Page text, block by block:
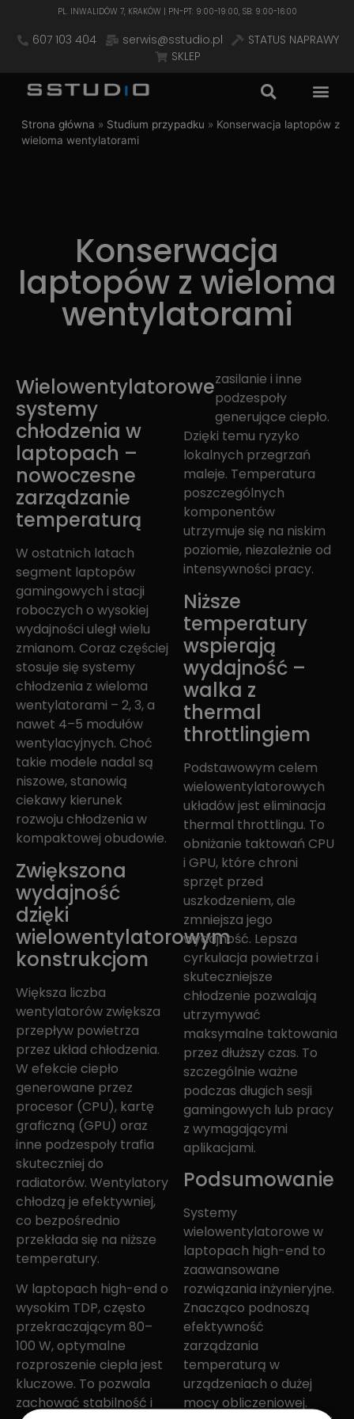
PL. INWALIDÓW 7, KRAKÓW | PN-PT: 9:00-19:00, SB: 9:00-16:00
607 103 404 serwis@sstudio.pl
STATUS NAPRAWY
SKLEP
Strona główna » Studium przypadku » Konserwacja laptopów z
wieloma wentylatorami
Konserwacja
laptopów z wieloma
wentylatorami
Wielowentylatorowe
systemy
chłodzenia w
laptopach –
nowoczesne
zarządzanie
temperaturą
W ostatnich latach
segment laptopów
gamingowych i stacji
roboczych o wysokiej
wydajności uległ wielu
zmianom. Coraz częściej
stosuje się systemy
chłodzenia z wieloma
wentylatorami – 2, 3, a
nawet 4–5 modułów
wentylacyjnych. Choć
takie modele nadal są
niszowe, stanowią
ciekawy kierunek
rozwoju chłodzenia w
kompaktowej obudowie.
Zwiększona
wydajność
dzięki
wielowentylatorowym
konstrukcjom
Większa liczba
wentylatorów zwiększa
przepływ powietrza
przez układ chłodzenia.
W efekcie ciepło
generowane przez
procesor (CPU), kartę
graficzną (GPU) oraz
inne podzespoły trafia
skuteczniej do
radiatorów. Wentylatory
chłodzą je efektywniej,
co bezpośrednio
przekłada się na niższe
temperatury.
W laptopach high-end o
wysokim TDP, często
przekraczającym 80–
100 W, optymalne
rozproszenie ciepła jest
kluczowe. To pozwala
zachować stabilność i
zasilanie i inne
podzespoły
generujące ciepło.
Dzięki temu ryzyko
lokalnych przegrzań
maleje. Temperatura
poszczególnych
komponentów
utrzymuje się na niskim
poziomie, niezależnie od
intensywności pracy.
Niższe
temperatury
wspierają
wydajność –
walka z
thermal
throttlingiem
Podstawowym celem
wielowentylatorowych
układów jest eliminacja
thermal throttlingu. To
obniżanie taktowań CPU
i GPU, które chroni
sprzęt przed
uszkodzeniem, ale
zmniejsza jego
wydajność. Lepsza
cyrkulacja powietrza i
skuteczniejsze
chłodzenie pozwalają
utrzymywać
maksymalne taktowania
przez dłuższy czas. To
szczególnie ważne
podczas długich sesji
gamingowych lub pracy
z wymagającymi
aplikacjami.
Podsumowanie
Systemy
wielowentylatorowe w
laptopach high-end to
zaawansowane
rozwiązania inżynieryjne.
Znacząco podnoszą
efektywność
zarządzania
temperaturą w
urządzeniach o dużej
mocy obliczeniowej.